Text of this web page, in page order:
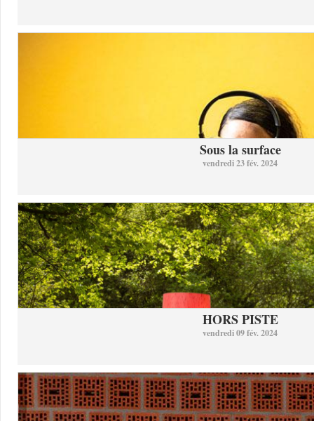
Sous la surface
vendredi 23 fév. 2024
HORS PISTE
vendredi 09 fév. 2024